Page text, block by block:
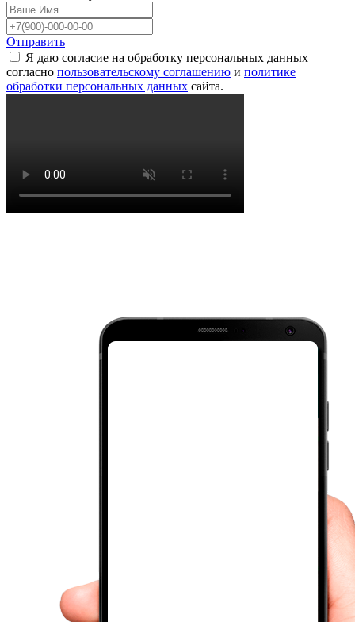
Отправить
Я даю согласие на обработку персональных данных
согласно пользовательскому соглашению и политике
обработки персональных данных сайта.